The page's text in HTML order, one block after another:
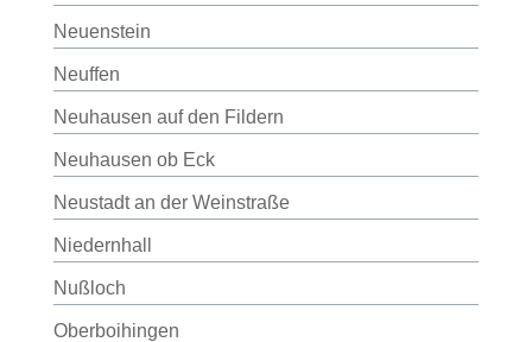
Neuenstein
Neuffen
Neuhausen auf den Fildern
Neuhausen ob Eck
Neustadt an der Weinstraße
Niedernhall
Nußloch
Oberboihingen